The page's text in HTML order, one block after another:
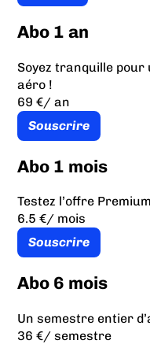
Abo 1 an
Soyez tranquille pour
aéro !
69 €/ an
Souscrire
Abo 1 mois
Testez l’offre
6.5 €/ mois
Souscrire
Abo 6 mois
Un semestre entier
36 €/ semestre